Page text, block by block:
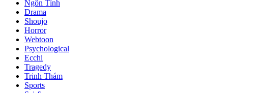
Ngôn Tình
Drama
Shoujo
Horror
Webtoon
Psychological
Ecchi
Tragedy
Trinh Thám
Sports